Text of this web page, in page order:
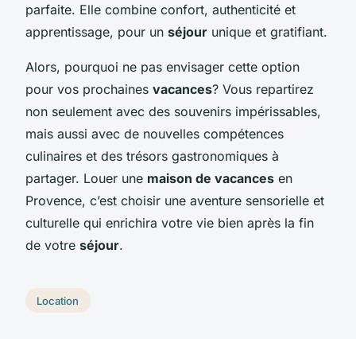
parfaite. Elle combine confort, authenticité et
apprentissage, pour un séjour unique et gratifiant.
Alors, pourquoi ne pas envisager cette option
pour vos prochaines vacances? Vous repartirez
non seulement avec des souvenirs impérissables,
mais aussi avec de nouvelles compétences
culinaires et des trésors gastronomiques à
partager. Louer une maison de vacances en
Provence, c’est choisir une aventure sensorielle et
culturelle qui enrichira votre vie bien après la fin
de votre séjour.
Location